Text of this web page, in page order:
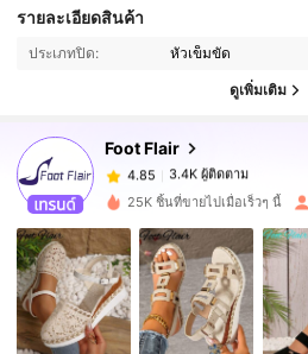
รายละเอียดสินค้า
ประเภทปิด: หัวเข็มขัด
ดูเพิ่มเติม
Foot Flair
4.85
3.4K ผู้ติดตาม
4.85
3.4K ผู้ติดตาม
P***2 จ่าย1 วันที่ผ่านมา
4.85 3.4K ผู้ติดตาม
4.85 3.4K ผู้ติดตาม
25K ชิ้นที่ขายไปเมื่อเร็วๆ นี้